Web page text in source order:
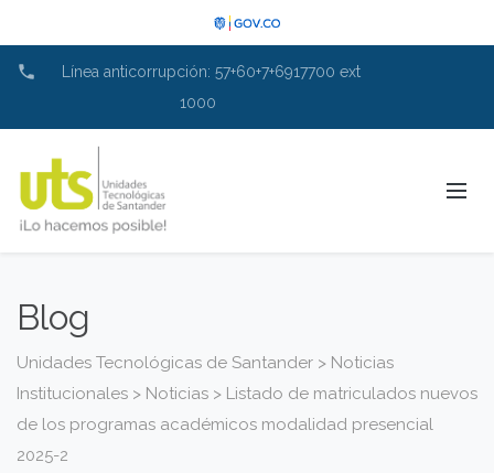
phone
Línea anticorrupción: 57+60+7+6917700 ext
1000
Blog
Unidades Tecnológicas de Santander > Noticias
Institucionales > Noticias > Listado de matriculados nuevos
de los programas académicos modalidad presencial
2025-2